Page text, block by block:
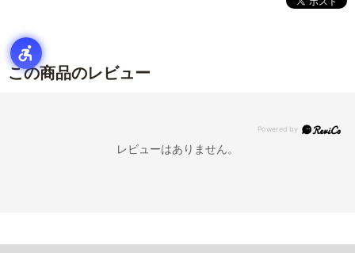
この商品のレビュー
レビューはありません。